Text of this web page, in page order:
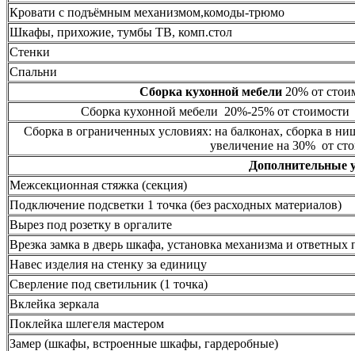
Кровати с подъёмным механизмом,комоды-трюмо
Шкафы, прихожие, тумбы ТВ, комп.стол
Стенки
Спальни
Сборка кухонной мебели20% от
Сборка кухонной мебели 20%-25% от стоимости
Сборка в ограниченных условиях: на балконах, сборка в
увеличение на 30% от
Дополнительные
Межсекционная стяжка (секция)
Подключение подсветки 1 точка (без расходных материалов)
Вырез под розетку в оргалите
Врезка замка в дверь шкафа, установка механизма и ответных
Навес изделия на стенку за единицу
Сверление под светильник (1 точка)
Вклейка зеркала
Поклейка шлегеля мастером
Замер (шкафы, встроенные шкафы, гардеробные)